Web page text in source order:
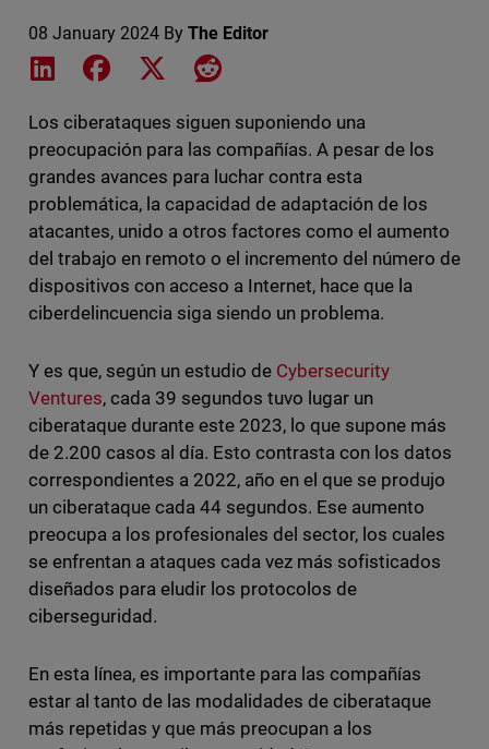
08 January 2024 By The Editor
Share on LinkedIn
Share on Facebook
Share on XShare on Reddit
Los ciberataques siguen suponiendo una
preocupación para las compañías. A pesar de los
grandes avances para luchar contra esta
problemática, la capacidad de adaptación de los
atacantes, unido a otros factores como el aumento
del trabajo en remoto o el incremento del número de
dispositivos con acceso a Internet, hace que la
ciberdelincuencia siga siendo un problema.
Y es que, según un estudio de Cybersecurity
Ventures, cada 39 segundos tuvo lugar un
ciberataque durante este 2023, lo que supone más
de 2.200 casos al día. Esto contrasta con los datos
correspondientes a 2022, año en el que se produjo
un ciberataque cada 44 segundos. Ese aumento
preocupa a los profesionales del sector, los cuales
se enfrentan a ataques cada vez más sofisticados
diseñados para eludir los protocolos de
ciberseguridad.
En esta línea, es importante para las compañías
estar al tanto de las modalidades de ciberataque
más repetidas y que más preocupan a los